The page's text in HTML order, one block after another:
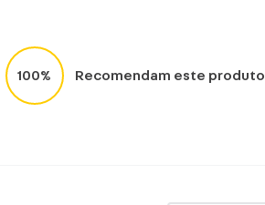
100% Recomendam este produto